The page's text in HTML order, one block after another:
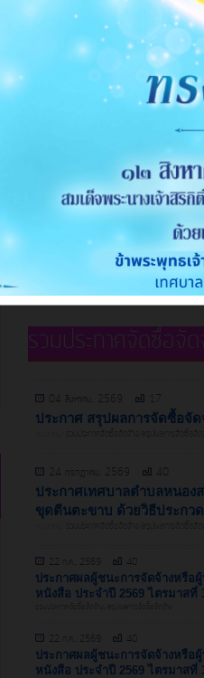
รวมประกาศจัดซื้อจั
04 สิงหาคม, 2569 17
ประกาศ สรุปผลการจัดซื้อจัด
24 กรกฎาคม, 2569 40
ประกาศเทศบาลตำบลหนอง
ขุดตีนตะขาบ ด้วยวิธีประกว
22 ก.ค., 2569
40
ประกาศผลผู้ชนะการจัดจ้างหรือ
หนังสือ ประจำปี 2569 ไตรมาสที่
22 ก.ค., 2569
40
ประกาศผลผู้ชนะการจัดจ้างหรือ
หนังสือ ประจำปี 2569 ไตรมาส